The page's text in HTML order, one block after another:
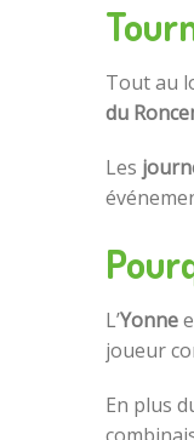
Tout au
du
Les
L’Yonne
joueur
En plus